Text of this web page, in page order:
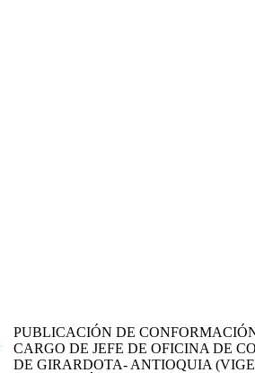
PUBLICACIÓN DE
CARGO DE JEFE DE OFICINA DE
DE GIRARDOTA- ANTIOQUIA